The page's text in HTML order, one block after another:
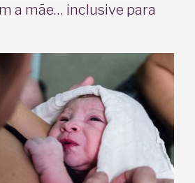
a mãe… inclusive para